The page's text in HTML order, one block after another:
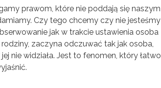
prawom, które nie poddają się naszym
Czy tego chcemy czy nie jesteśmy
jak w trakcie ustawienia osoba
zaczyna odczuwać tak jak osoba,
nie widziała. Jest to fenomen, który łatwo